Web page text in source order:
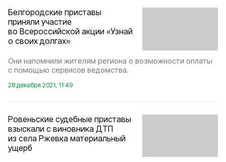
Белгородские приставы
приняли участие
во Всероссийской акции «Узнай
о своих долгах»
Они напомнили жителям региона о возможности оплаты
с помощью сервисов ведомства.
28 декабря 2021, 11:49
Ровеньские судебные приставы
взыскали с виновника ДТП
из села Ржевка материальный
ущерб